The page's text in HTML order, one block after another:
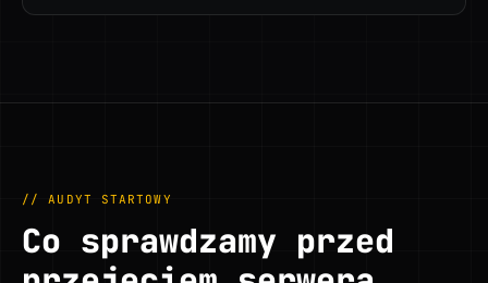
// AUDYT STARTOWY
Co sprawdzamy przed